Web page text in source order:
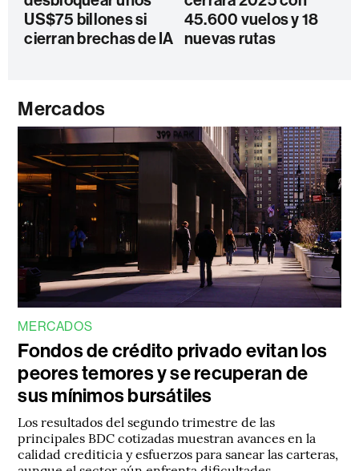
US$75 billones si
cierran brechas de IA
45.600 vuelos y 18
nuevas rutas
Mercados
MERCADOS
Fondos de crédito privado evitan los
peores temores y se recuperan de
sus mínimos bursátiles
Los resultados del segundo trimestre de las
principales BDC cotizadas muestran avances en la
calidad crediticia y esfuerzos para sanear las carteras,